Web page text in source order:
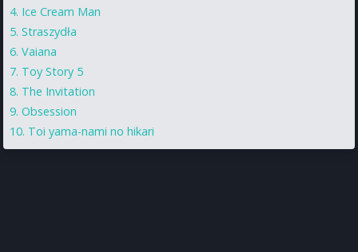
Ice Cream Man
Straszydła
Vaiana
Toy Story 5
The Invitation
Obsession
Toi yama-nami no hikari